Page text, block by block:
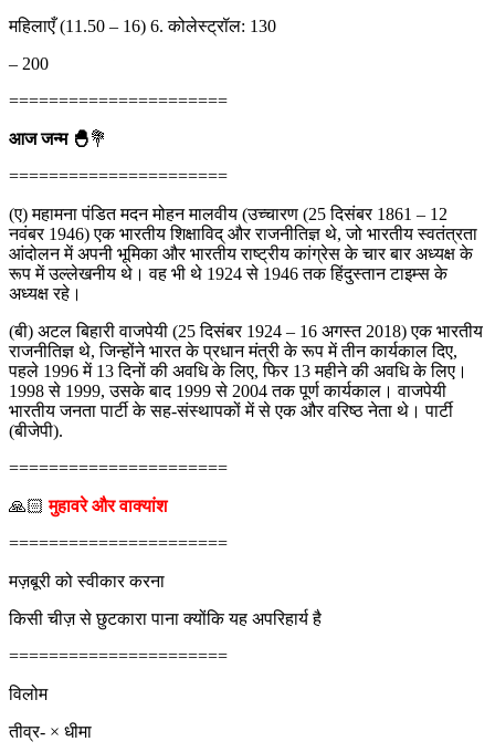
महिलाएँ (11.50 – 16) 6. कोलेस्ट्रॉल: 130
– 200
======================
आज जन्म 🐣💐
======================
(ए) महामना पंडित मदन मोहन मालवीय (उच्चारण (25 दिसंबर 1861 – 12
नवंबर 1946) एक भारतीय शिक्षाविद् और राजनीतिज्ञ थे, जो भारतीय स्वतंत्रता
आंदोलन में अपनी भूमिका और भारतीय राष्ट्रीय कांग्रेस के चार बार अध्यक्ष के
रूप में उल्लेखनीय थे। वह भी थे 1924 से 1946 तक हिंदुस्तान टाइम्स के
अध्यक्ष रहे।
(बी) अटल बिहारी वाजपेयी (25 दिसंबर 1924 – 16 अगस्त 2018) एक भारतीय
राजनीतिज्ञ थे, जिन्होंने भारत के प्रधान मंत्री के रूप में तीन कार्यकाल दिए,
पहले 1996 में 13 दिनों की अवधि के लिए, फिर 13 महीने की अवधि के लिए।
1998 से 1999, उसके बाद 1999 से 2004 तक पूर्ण कार्यकाल। वाजपेयी
भारतीय जनता पार्टी के सह-संस्थापकों में से एक और वरिष्ठ नेता थे। पार्टी
(बीजेपी).
======================
🙏🏻मुहावरे और वाक्यांश
======================
मज़बूरी को स्वीकार करना
किसी चीज़ से छुटकारा पाना क्योंकि यह अपरिहार्य है
======================
विलोम
तीव्र- × धीमा